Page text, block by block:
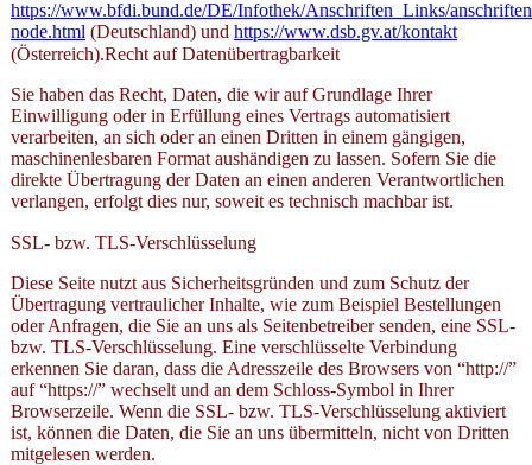
https://www.bfdi.bund.de/DE/Infothek/Anschriften_Links/
node.html (Deutschland) und https://www.dsb.gv.at/kontakt
(Österreich).Recht auf Datenübertragbarkeit
Sie haben das Recht, Daten, die wir auf Grundlage Ihrer
Einwilligung oder in Erfüllung eines Vertrags automatisiert
verarbeiten, an sich oder an einen Dritten in einem gängigen,
maschinenlesbaren Format aushändigen zu lassen. Sofern Sie die
direkte Übertragung der Daten an einen anderen Verantwortlichen
verlangen, erfolgt dies nur, soweit es technisch machbar ist.
SSL- bzw. TLS-Verschlüsselung
Diese Seite nutzt aus Sicherheitsgründen und zum Schutz der
Übertragung vertraulicher Inhalte, wie zum Beispiel Bestellungen
oder Anfragen, die Sie an uns als Seitenbetreiber senden, eine SSL-
bzw. TLS-Verschlüsselung. Eine verschlüsselte Verbindung
erkennen Sie daran, dass die Adresszeile des Browsers von “http://”
auf “https://” wechselt und an dem Schloss-Symbol in Ihrer
Browserzeile. Wenn die SSL- bzw. TLS-Verschlüsselung aktiviert
ist, können die Daten, die Sie an uns übermitteln, nicht von Dritten
mitgelesen werden.